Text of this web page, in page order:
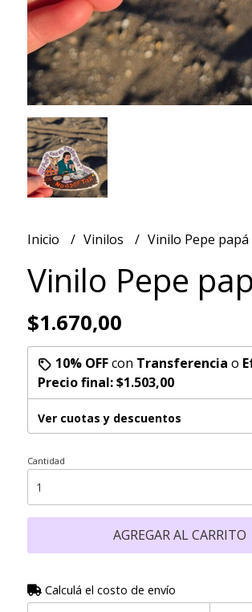
Inicio Vinilos Vinilo Pepe papá
Vinilo Pepe
$1.670,00
10% OFFcon Transferencia o
Precio final:$1.503,00
Ver cuotas y descuentos
Cantidad
AGREGAR AL CARRITO
Calculá el costo de envío